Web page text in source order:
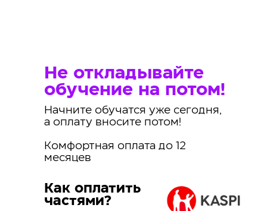
Не откладывайте
обучение на потом!
Начните обучатся уже сегодня,
а оплату вносите потом!
Комфортная оплата до 12
месяцев
Как оплатить
частями?